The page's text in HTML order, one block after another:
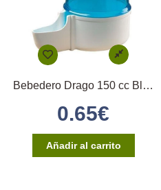
Bebedero Drago 150 cc Blanco/Azul STA
0.65€
Añadir al carrito